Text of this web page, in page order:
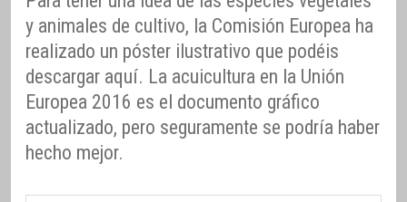
y animales de cultivo, la Comisión Europea ha
realizado un póster ilustrativo que podéis
descargar aquí. La acuicultura en la Unión
Europea 2016 es el documento gráfico
actualizado, pero seguramente se podría haber
hecho mejor.